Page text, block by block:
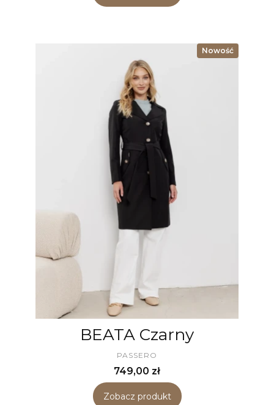
Nowość
BEATA Czarny
PRODUCENT
PASSERO
Cena
749,00 zł
Zobacz produkt